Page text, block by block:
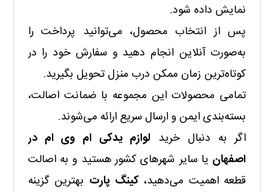
نمایش داده شود.
پس از انتخاب محصول، می‌توانید پرداخت را
به‌صورت آنلاین انجام دهید و سفارش خود را در
کوتاه‌ترین زمان ممکن درب منزل تحویل بگیرید.
تمامی محصولات این مجموعه با ضمانت اصالت،
بسته‌بندی ایمن و ارسال سریع ارائه می‌شوند.
اگر به دنبال خرید لوازم یدکی ام وی ام در
اصفهان یا سایر شهرهای کشور هستید و به اصالت
قطعه اهمیت می‌دهید،کینگ پارت بهترین گزینه